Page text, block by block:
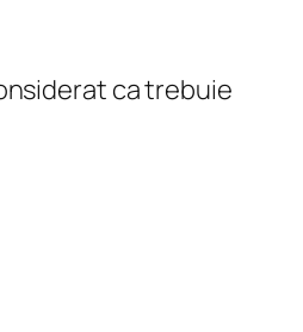
ca trebuie